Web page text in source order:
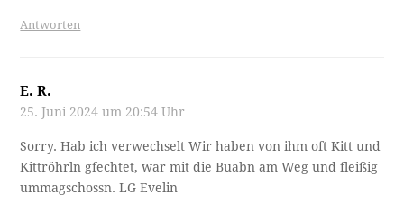
Antworten
E. R.
25. Juni 2024 um 20:54 Uhr
Sorry. Hab ich verwechselt Wir haben von ihm oft Kitt und
Kittröhrln gfechtet, war mit die Buabn am Weg und fleißig
ummagschossn. LG Evelin